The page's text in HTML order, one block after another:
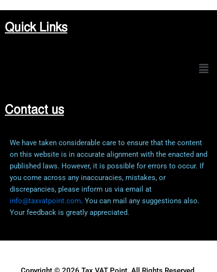
Quick Links
Contact us
We have taken considerable care to ensure that the content
on this website is in accurate alignment with the enacted and
published laws. However, it is possible for errors to occur. If
you come across any inaccuracies, mistakes, or
discrepancies, please inform us via email at
info@taxvatpoint.com. You can mail any suggestions also.
Your feedback is greatly appreciated.